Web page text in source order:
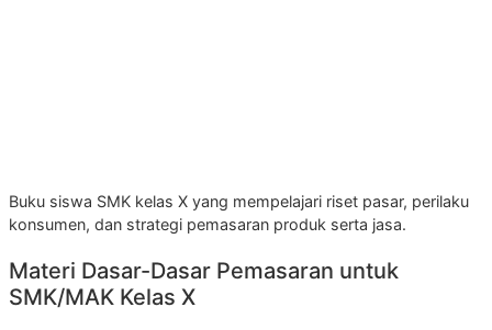
Buku siswa SMK kelas X yang mempelajari riset pasar, perilaku
konsumen, dan strategi pemasaran produk serta jasa.
Materi Dasar-Dasar Pemasaran untuk
SMK/MAK Kelas X